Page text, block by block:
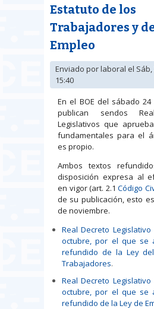
Estatuto de los
Trabajadores y
Empleo
Enviado porlaboral el
15:40
En el BOE del sábado
publican sendos
Legislativos que
fundamentales para el
es propio.
Ambos textos
disposición expresa al
en vigor (art. 2.1Código
de su publicación, esto
de noviembre.
Real Decreto
octubre, por el que se
refundido de la Ley
Trabajadores.
Real Decreto
octubre, por el que se
refundido de la Ley de